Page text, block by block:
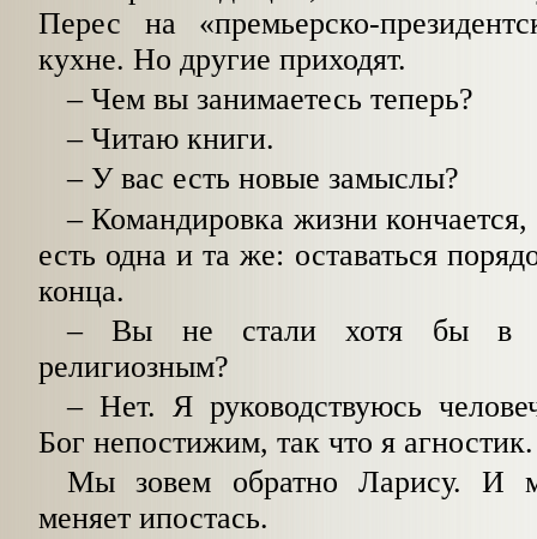
Перес на «премьерско-
кухне. Но другие приходят.
– Чем вы занимаетесь теперь?
– Читаю книги.
– У вас есть новые замыслы?
– Командировка жизни
есть одна и та же: оставаться
конца.
– Вы не стали хотя бы в
религиозным?
– Нет. Я руководствуюсь
Бог непостижим, так что я агностик.
Мы зовем обратно Ларису. И
меняет ипостась.